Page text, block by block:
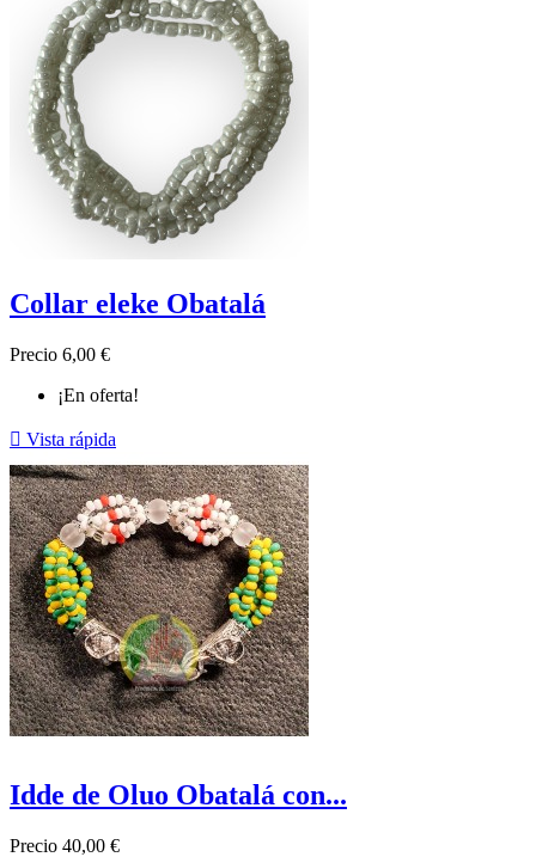
Collar eleke Obatalá
Precio 6,00 €
¡En oferta!
 Vista rápida
Idde de Oluo Obatalá con...
Precio 40,00 €